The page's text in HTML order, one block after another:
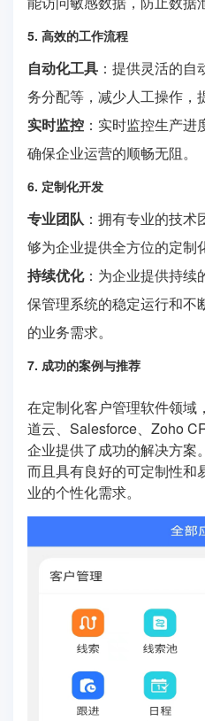
5. 高效的工作流程
自动化工具 ：提供灵活的
务分配等，减少人工操作，
实时监控 ：实时监控生产进
确保企业运营的顺畅无阻。
6. 定制化开发
专业团队 ：拥有专业的技
够为企业提供全方位的定制
持续优化：为企业提供持续
保管理系统的稳定运行和不
的业务需求。
7. 成功的案例与推荐
在定制化客户管理软件领域
道云、Salesforce、Zoho
企业提供了成功的解决方案
而且具有良好的可定制性和
业的个性化需求。